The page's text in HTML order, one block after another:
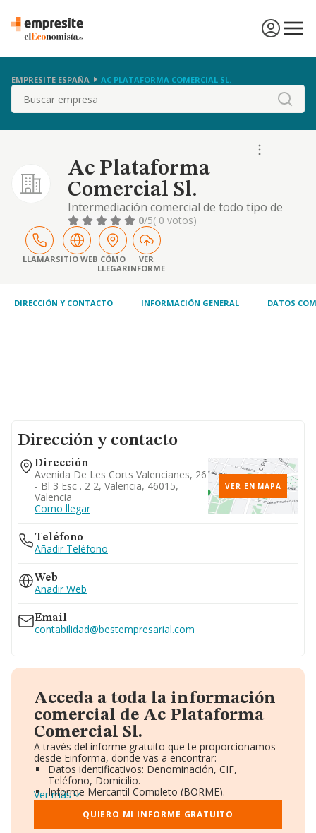
EMPRESITE ESPAÑA AC PLATAFORMA COMERCIAL SL.
Buscar
Ac Plataforma
Comercial Sl.
Intermediación comercial de todo tipo de
materiales, mercancías y maquinaria
0/5( 0 votos)
LLAMARSITIO WEB CÓMO
LLEGAR
VER
INFORME
DIRECCIÓN Y CONTACTO INFORMACIÓN GENERAL DATOS
Dirección y contacto
Dirección
Avenida De Les Corts Valencianes, 26
- Bl 3 Esc . 2 2, Valencia, 46015,
Valencia
Como llegar
VER EN MAPA
Teléfono
Añadir Teléfono
Web
Añadir Web
Email
contabilidad@bestempresarial.com
Acceda a toda la información
comercial de Ac Plataforma
Comercial Sl.
A través del informe gratuito que te proporcionamos
desde Einforma, donde vas a encontrar:
Datos identificativos: Denominación, CIF,
Teléfono, Domicilio.
Informe Mercantil Completo (BORME).
Gráficos de Evolución Ventas y Empleados.
Consejo de Administración y Administradores.
Directivos y Ejecutivos.
Ver más
QUIERO MI INFORME GRATUITO